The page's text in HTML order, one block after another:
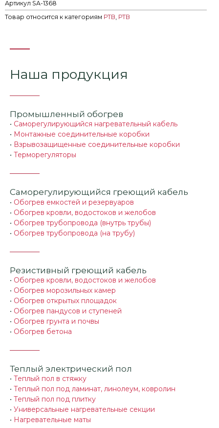
Артикул SA-1368
Товар относится к категориям РТВ РТВ
Наша продукция
Промышленный обогрев
• Саморегулирующийся нагревательный кабель
• Монтажные соединительные коробки
• Взрывозащищенные соединительные коробки
• Терморегуляторы
Саморегулирующийся греющий кабель
• Обогрев емкостей и резервуаров
• Обогрев кровли, водостоков и желобов
• Обогрев трубопровода (внутрь трубы)
• Обогрев трубопровода (на трубу)
Резистивный греющий кабель
• Обогрев кровли, водостоков и желобов
• Обогрев морозильных камер
• Обогрев открытых площадок
• Обогрев пандусов и ступеней
• Обогрев грунта и почвы
• Обогрев бетона
Теплый электрический пол
• Теплый пол в стяжку
• Теплый пол под ламинат, линолеум, ковролин
• Теплый пол под плитку
• Универсальные нагревательные секции
• Нагревательные маты